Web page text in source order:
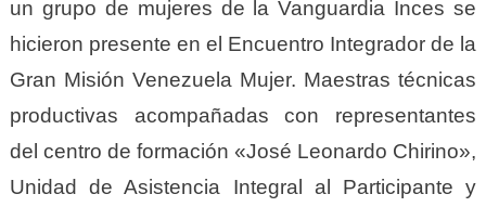
un grupo de mujeres de la Vanguardia Inces se
hicieron presente en el Encuentro Integrador de la
Gran Misión Venezuela Mujer. Maestras técnicas
productivas acompañadas con representantes
del centro de formación «José Leonardo Chirino»,
Unidad de Asistencia Integral al Participante y